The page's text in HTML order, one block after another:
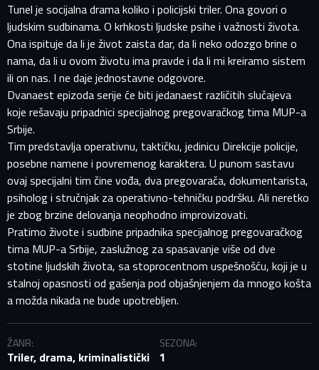
PRIJAVITE SE NA SVOJ PROFIL
EMAIL ADRESA VEĆ POSTOJI
Tunel je socijalna drama koliko i policijski triler. Ona govori o
ljudskim sudbinama. O krhkosti ljudske psihe i važnosti života.
Ona ispituje da li je život zaista dar, da li neko odozgo brine o
nama, da li u ovom životu ima pravde i da li mi kreiramo sistem
ili on nas. I ne daje jednostavne odgovore.
Dvanaest epizoda serije će biti jedanaest različitih slučajeva
koje rešavaju pripadnici specijalnog pregovaračkog tima MUP-a
Srbije.
Tim predstavlja operativnu, taktičku, jedinicu Direkcije policije,
posebne namene i povremenog karaktera. U punom sastavu
ovaj specijalni tim čine vođa, dva pregovarača, dokumentarista,
psiholog i stručnjak za operativno-tehničku podršku. Ali neretko
je zbog brzine delovanja neophodno improvizovati.
Pratimo živote i sudbine pripadnika specijalnog pregovaračkog
tima MUP-a Srbije, zaslužnog za spasavanje više od dve
stotine ljudskih života, sa stoprocentnom uspešnošću, koji je u
stalnoj opasnosti od gašenja pod objašnjenjem da mnogo košta
a možda nikada ne bude upotrebljen.
ŽANR:
Triler, drama, kriminalistički
SEZONA:
1